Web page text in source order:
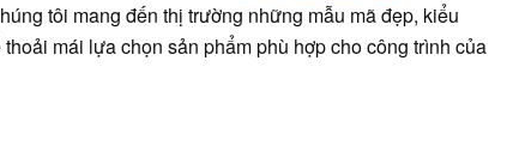
tôi mang đến thị trường những mẫu mã đẹp, kiểu
mái lựa chọn sản phẩm phù hợp cho công trình của